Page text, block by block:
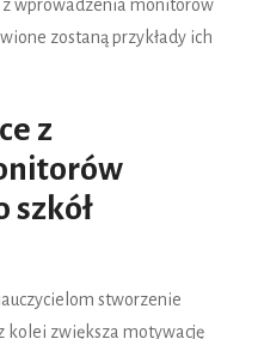
wprowadzenia monitorów
zostaną przykłady ich
z
szkół
stworzenie
kolei zwiększa motywację